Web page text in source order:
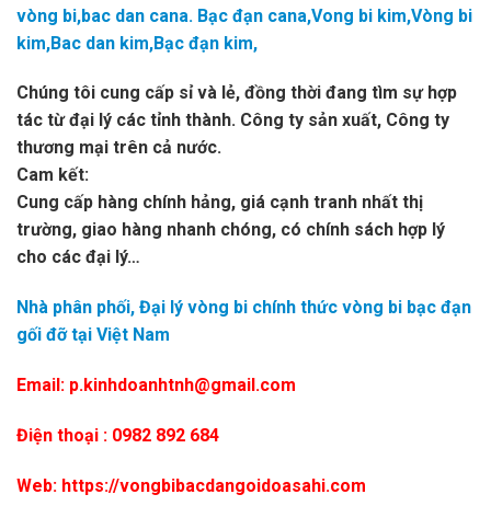
vòng bi,bac dan cana. Bạc đạn cana,Vong bi kim,Vòng bi
kim,Bac dan kim,Bạc đạn kim,
Chúng tôi cung cấp sỉ và lẻ, đồng thời đang tìm sự hợp
tác từ đại lý các tỉnh thành. Công ty sản xuất, Công ty
thương mại trên cả nước.
Cam kết:
Cung cấp hàng chính hảng, giá cạnh tranh nhất thị
trường, giao hàng nhanh chóng, có chính sách hợp lý
cho các đại lý…
Nhà phân phối, Đại lý vòng bi chính thức vòng bi bạc đạn
gối đỡ tại Việt Nam
Email: p.kinhdoanhtnh@gmail.com
Điện thoại : 0982 892 684
Web: https://vongbibacdangoidoasahi.com